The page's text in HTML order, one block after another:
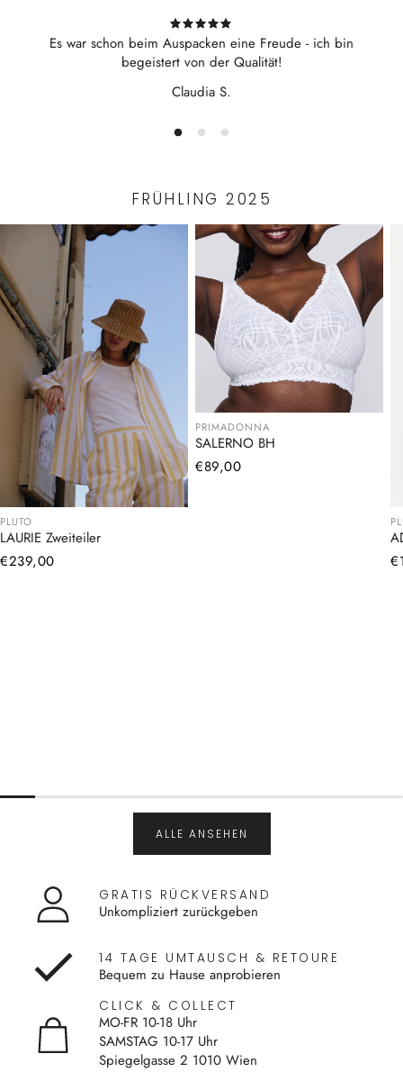
Es war schon beim Auspacken eine Freude - ich bin
begeistert von der Qualität!
Claudia S.
FRÜHLING 2025
PLUTO
LAURIE Zweiteiler
Normaler
€239,00
PRIMADONNA
SALERNO BH
Normaler
€89,00
ALLE ANSEHEN
GRATIS RÜCKVERSAND
Unkompliziert zurückgeben
14 TAGE UMTAUSCH & RETOURE
Bequem zu Hause anprobieren
CLICK & COLLECT
MO-FR 10-18 Uhr
SAMSTAG 10-17 Uhr
Spiegelgasse 2 1010 Wien